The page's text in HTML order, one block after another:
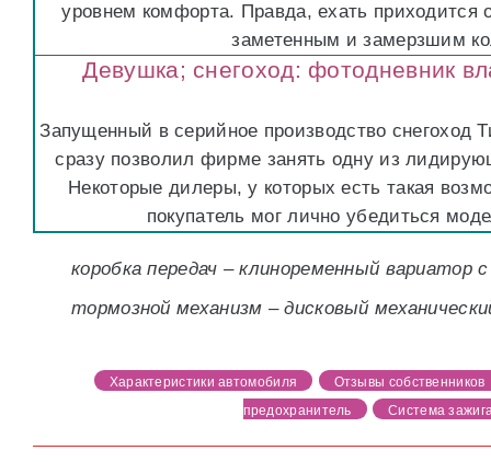
уровнем комфорта. Правда, ехать приходится
заметенным и замерзшим
Девушка; снегоход: фотодневник
Запущенный в серийное производство снегоход
сразу позволил фирме занять одну из
Некоторые дилеры, у которых есть такая
покупатель мог лично убедиться
коробка передач – клиноременный вариатор
тормозной механизм – дисковый
Характеристики автомобиля
Отзывы собственников
предохранитель
Система